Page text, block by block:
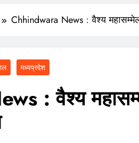
Chhindwara News : वैश्य
मध्यप्रदेश
: वैश्य